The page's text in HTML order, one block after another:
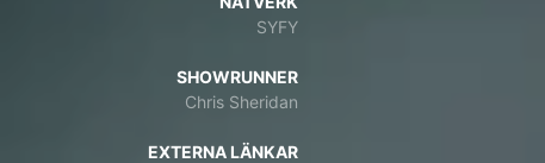
SYFY
SHOWRUNNER
Chris Sheridan
EXTERNA LÄNKAR